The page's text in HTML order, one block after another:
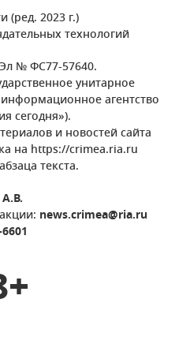
(ред. 2023 г.)
технологий
№ ФС77-57640.
унитарное
агентство
сегодня»).
и новостей сайта
на https://crimea.ria.ru
текста.
news.crimea@ria.ru